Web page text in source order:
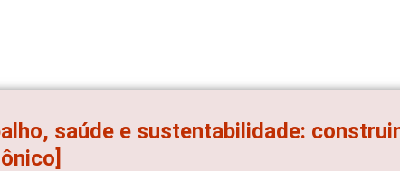
saúde e sustentabilidade: